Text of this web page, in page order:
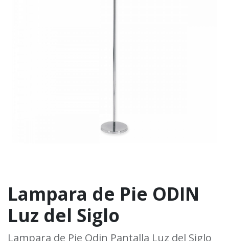
Lampara de Pie ODIN
Luz del Siglo
Lampara de Pie Odin Pantalla Luz del Siglo